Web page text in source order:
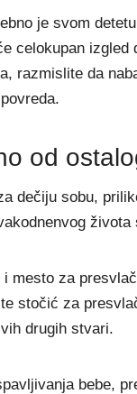
je svom
celokupan
razmislite da
od
dečiju sobu,
života
mesto za
stočić za
drugih stvari.
bebe,